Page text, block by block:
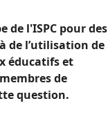
de l'ISPC pour des
de l’utilisation de
éducatifs et
de
question.